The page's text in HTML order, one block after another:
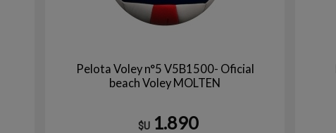
Pelota Voley n°5 V5B1500- Oficial
beach Voley MOLTEN
$U 1.890